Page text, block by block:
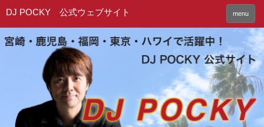
menu
DJ POCKY 公式ウェブサイト